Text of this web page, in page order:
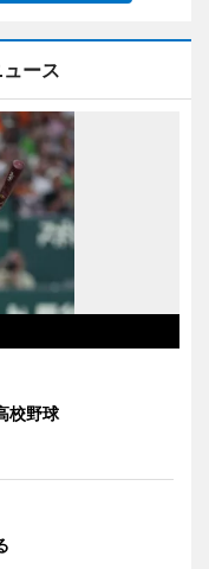
ース
校野球